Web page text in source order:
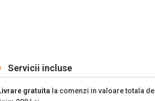
Servicii incluse
gratuita la comenzi in valoare totala de